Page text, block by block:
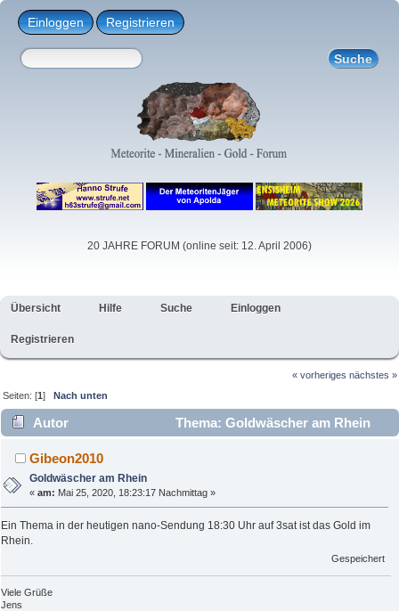
Einloggen Registrieren
20 JAHRE FORUM (online seit: 12. April 2006)
Übersicht Hilfe Suche Einloggen
Registrieren
« vorheriges nächstes »
Seiten: [1]Nach unten
Autor
Thema: Goldwäscher am Rhein
(Gelesen 4859 mal)
Gibeon2010
Goldwäscher am Rhein
«am: Mai 25, 2020, 18:23:17 Nachmittag »
Ein Thema in der heutigen nano-Sendung 18:30 Uhr auf 3sat ist das Gold im
Rhein.
Gespeichert
Viele Grüße
Jens